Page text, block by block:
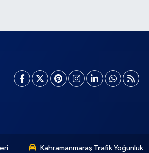
Kahramanmaraş Trafik Yoğunluk